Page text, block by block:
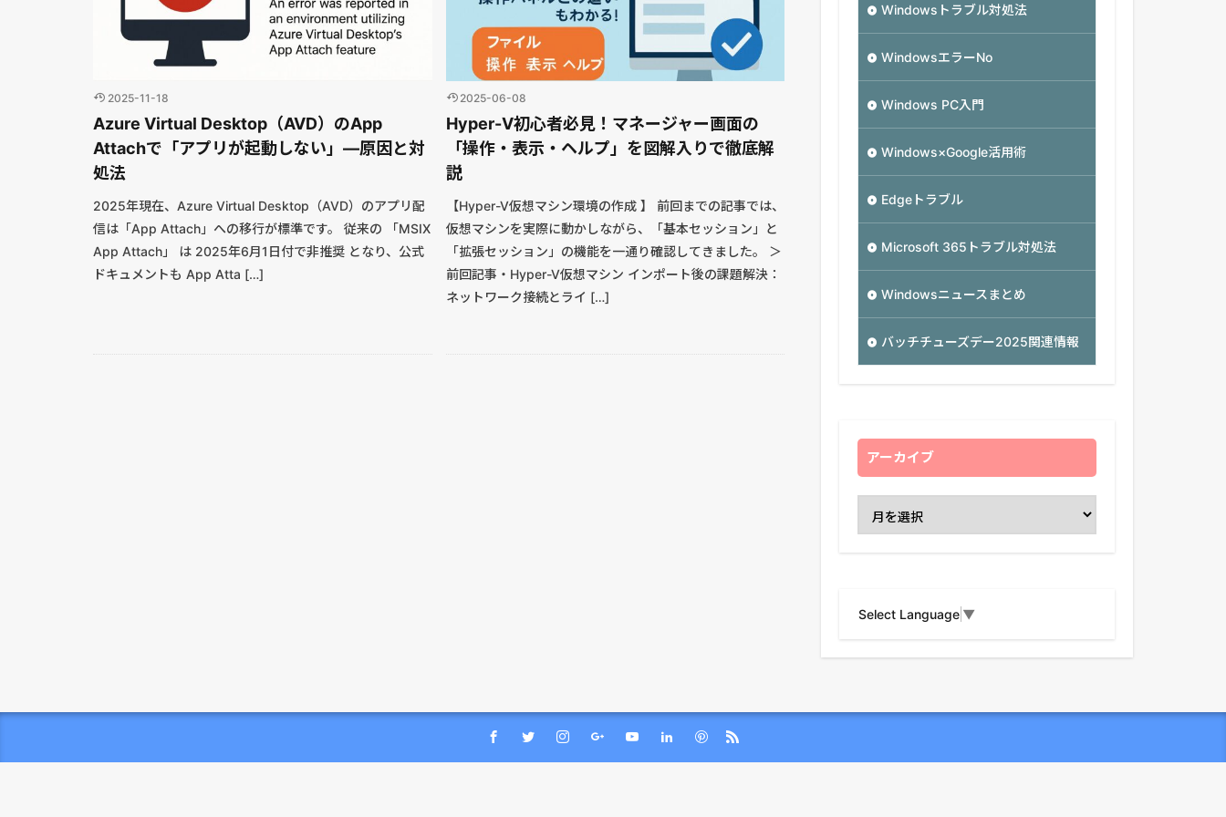
2025-11-18
Azure Virtual Desktop（AVD）のApp
Attachで「アプリが起動しない」—原因と対
処法
2025年現在、Azure Virtual Desktop（AVD）のアプリ配
信は「App Attach」への移行が標準です。 従来の 「MSIX
App Attach」 は 2025年6月1日付で非推奨 となり、公式
ドキュメントも App Atta […]
2025-06-08
Hyper-V初心者必見！マネージャー画面の
「操作・表示・ヘルプ」を図解入りで徹底解
説
【Hyper-V仮想マシン環境の作成 】 前回までの記事では、
仮想マシンを実際に動かしながら、「基本セッション」と
「拡張セッション」の機能を一通り確認してきました。 ＞
前回記事・Hyper-V仮想マシン インポート後の課題解決：
ネットワーク接続とライ […]
Windowsトラブル対処法
WindowsエラーNo
Windows PC入門
Windows×Google活用術
Edgeトラブル
Microsoft 365トラブル対処法
Windowsニュースまとめ
バッチチューズデー2025関連情報
アーカイブ
Select Language ▼